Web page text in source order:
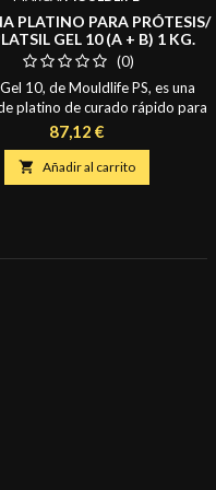
PLATINO PARA PRÓTESIS/
GEL 10 (A + B) 1 KG.
(0)
10, de Mouldlife PS, es una
platino de curado rápido para
y con apariencia de piel, así
para aplicaciones de efectos
con excelente manejabilidad.
de trabajo de 6 minutos y un
Precio
87,12 €
 Añadir al carrito